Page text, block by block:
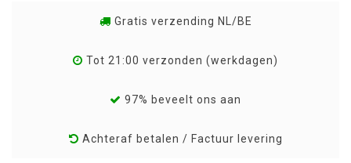
Gratis verzending NL/BE
Tot 21:00 verzonden (werkdagen)
97% beveelt ons aan
Achteraf betalen / Factuur levering